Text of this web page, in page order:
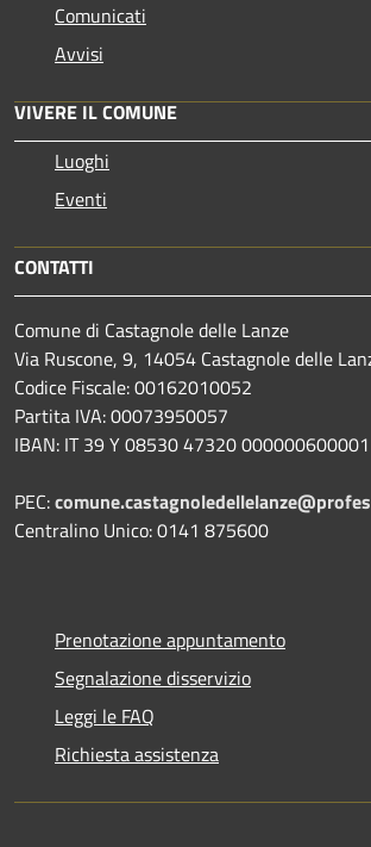
Comunicati
Avvisi
VIVERE IL COMUNE
Luoghi
Eventi
CONTATTI
Comune di Castagnole delle Lanze
Via Ruscone, 9, 14054 Castagnole delle
Codice Fiscale: 00162010052
Partita IVA: 00073950057
IBAN: IT 39 Y 08530 47320 000000600001
PEC:
Centralino Unico: 0141 875600
Prenotazione appuntamento
Segnalazione disservizio
Leggi le FAQ
Richiesta assistenza